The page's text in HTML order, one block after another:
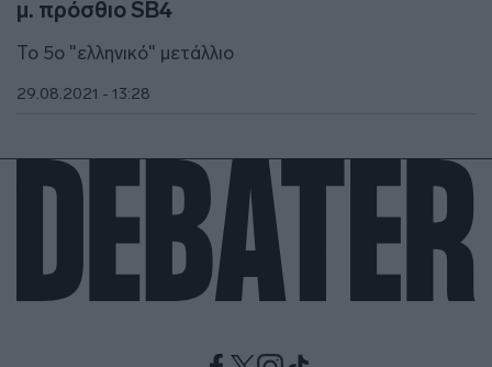
μ. πρόσθιο SB4
Το 5ο "ελληνικό" μετάλλιο
29.08.2021 - 13:28